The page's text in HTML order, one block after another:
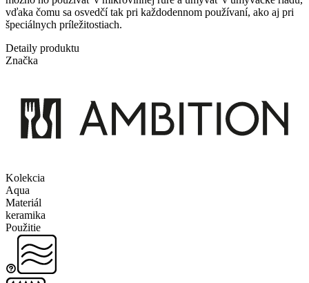
vďaka čomu sa osvedčí tak pri každodennom používaní, ako aj pri
špeciálnych príležitostiach.
Detaily produktu
Značka
Kolekcia
Aqua
Materiál
keramika
Použitie